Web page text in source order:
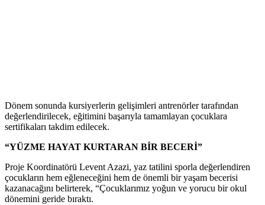
Dönem sonunda kursiyerlerin gelişimleri antrenörler tarafından
değerlendirilecek, eğitimini başarıyla tamamlayan çocuklara
sertifikaları takdim edilecek.
“YÜZME HAYAT KURTARAN BİR BECERİ”
Proje Koordinatörü Levent Azazi, yaz tatilini sporla değerlendiren
çocukların hem eğleneceğini hem de önemli bir yaşam becerisi
kazanacağını belirterek, “Çocuklarımız yoğun ve yorucu bir okul
dönemini geride bıraktı.